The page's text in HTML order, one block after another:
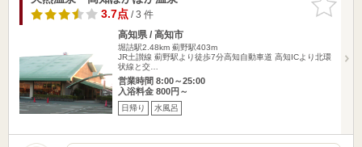
りに追加
3.7点/ 3 件
高知県 / 高知市
堀詰駅2.48km 薊野駅403m
JR土讃線 薊野駅より徒歩7分高知自動車道 高知ICより北環
状線と交…
営業時間 8:00～25:00
入浴料金 800円～
日帰り 水風呂